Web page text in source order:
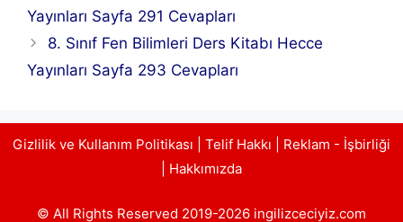
Yayınları Sayfa 291 Cevapları
8. Sınıf Fen Bilimleri Ders Kitabı Hecce
Yayınları Sayfa 293 Cevapları
Gizlilik ve Kullanım Politikası Telif Hakkı
Reklam - İşbirliği
Hakkımızda
© All Rights Reserved 2019-2026 ingilizceciyiz.com